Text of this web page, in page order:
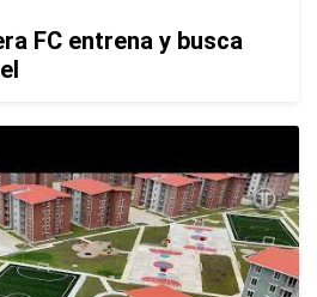
FC entrena y busca